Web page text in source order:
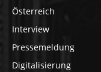
Österreich
Interview
Pressemeldung
Digitalisierung